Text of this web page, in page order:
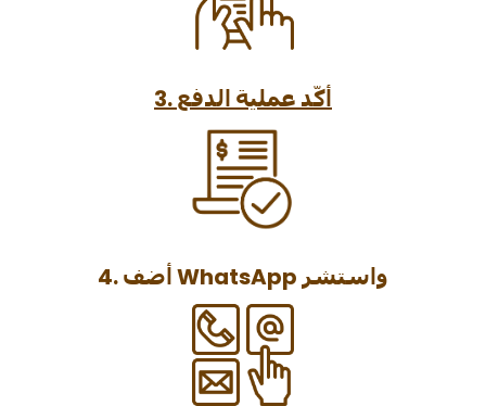
3. أكّد عملية الدفع
4. أضف WhatsApp واستشر